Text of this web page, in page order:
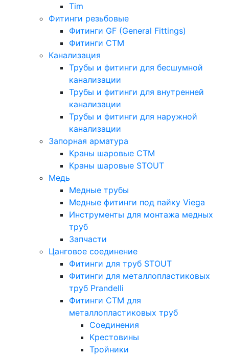
Tim
Фитинги резьбовые
Фитинги GF (General Fittings)
Фитинги CTM
Канализация
Трубы и фитинги для бесшумной
канализации
Трубы и фитинги для внутренней
канализации
Трубы и фитинги для наружной
канализации
Запорная арматура
Краны шаровые СТМ
Краны шаровые STOUT
Медь
Медные трубы
Медные фитинги под пайку Viega
Инструменты для монтажа медных
труб
Запчасти
Цанговое соединение
Фитинги для труб STOUT
Фитинги для металлопластиковых
труб Prandelli
Фитинги СTM для
металлопластиковых труб
Соединения
Крестовины
Тройники